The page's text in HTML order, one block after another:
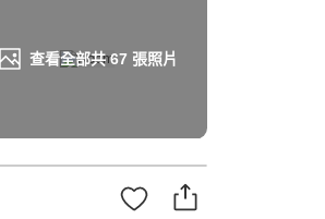
查看全部共67 張照片